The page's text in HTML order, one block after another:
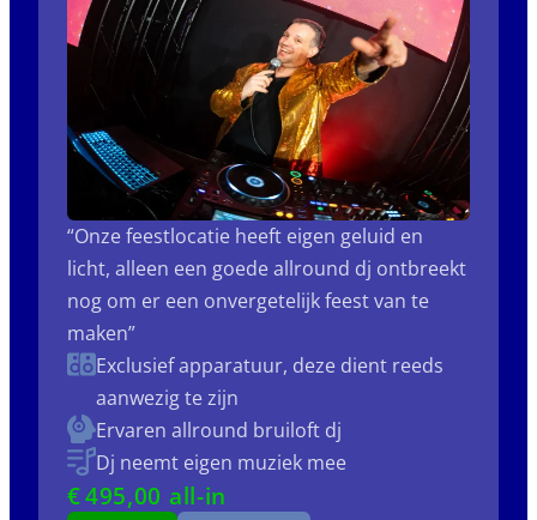
“Onze feestlocatie heeft eigen geluid en
licht, alleen een goede allround dj ontbreekt
nog om er een onvergetelijk feest van te
maken”
Exclusief apparatuur, deze dient reeds
aanwezig te zijn
Ervaren allround bruiloft dj
Dj neemt eigen muziek mee
€495,00 all-in